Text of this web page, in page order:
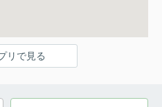
リで見る